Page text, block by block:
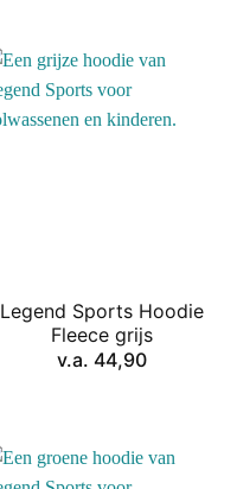
Legend Sports Hoodie
Fleece grijs
v.a. 44,90